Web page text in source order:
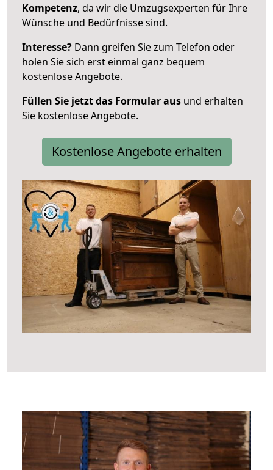
Kompetenz, da wir die Umzugsexperten für Ihre
Wünsche und Bedürfnisse sind.
Interesse? Dann greifen Sie zum Telefon oder
holen Sie sich erst einmal ganz bequem
kostenlose Angebote.
Füllen Sie jetzt das Formular aus und erhalten
Sie kostenlose Angebote.
Kostenlose Angebote erhalten